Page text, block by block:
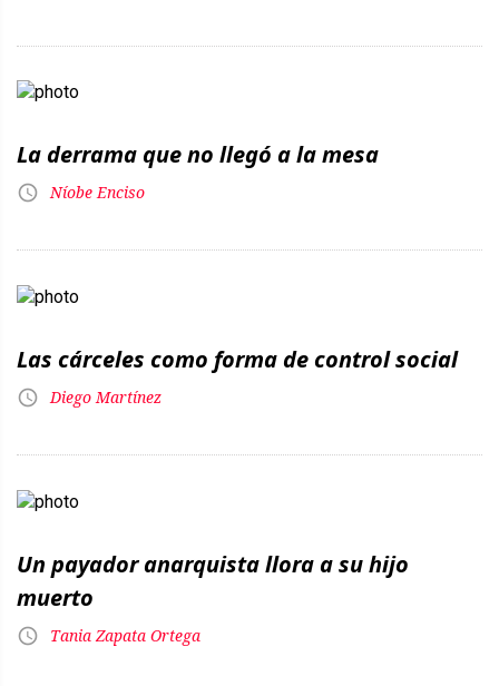
La derrama que no llegó a la mesa
Níobe Enciso
Las cárceles como forma de control social
Diego Martínez
Un payador anarquista llora a su hijo
muerto
Tania Zapata Ortega